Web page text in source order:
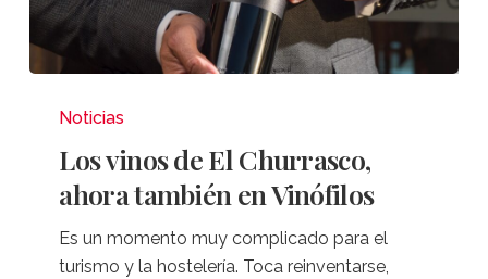
vinos
Churrasco,
ahora
también
Noticias
Los vinos de El Churrasco,
ahora también en Vinófilos
Es un momento muy complicado para el
turismo y la hostelería. Toca reinventarse,